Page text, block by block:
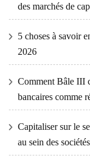
des marchés de
5 choses à savoir
2026
Comment Bâle III
bancaires comme
Capitaliser sur le
au sein des